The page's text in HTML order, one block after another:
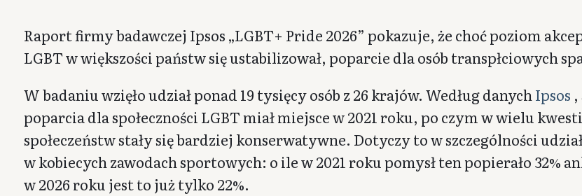
Raport firmy badawczej Ipsos „LGBT+ Pride 2026” pokazuje, że choć poziom
LGBT w większości państw się ustabilizował, poparcie dla osób transpłciowych
W badaniu wzięło udział ponad 19 tysięcy osób z 26 krajów. Według danychIpsos
poparcia dla społeczności LGBT miał miejsce w 2021 roku, po czym w wielu
społeczeństw stały się bardziej konserwatywne. Dotyczy to w szczególności
w kobiecych zawodach sportowych: o ile w 2021 roku pomysł ten popierało 32%
w 2026 roku jest to już tylko 22%.